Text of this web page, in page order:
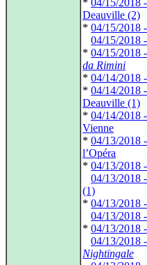
* 04/15/2018 -
Deauville (2)
* 04/15/2018 -
04/15/2018 -
* 04/15/2018 -
da Rimini
* 04/14/2018 -
* 04/14/2018 -
Deauville (1)
* 04/14/2018 -
Vienne
* 04/13/2018 -
l’Opéra
* 04/13/2018 -
04/13/2018 -
(1)
* 04/13/2018 -
04/13/2018 -
* 04/13/2018 -
04/13/2018 -
Nightingale